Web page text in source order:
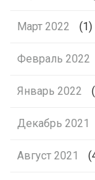
Март 2022 (1)
Февраль 2022
Январь 2022
Декабрь 2021
Август 2021